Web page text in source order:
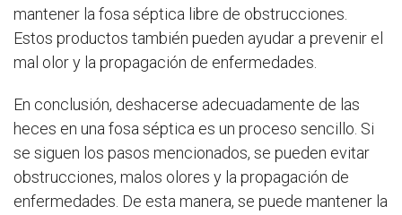
mantener la fosa séptica libre de obstrucciones.
Estos productos también pueden ayudar a prevenir el
mal olor y la propagación de enfermedades.
En conclusión, deshacerse adecuadamente de las
heces en una fosa séptica es un proceso sencillo. Si
se siguen los pasos mencionados, se pueden evitar
obstrucciones, malos olores y la propagación de
enfermedades. De esta manera, se puede mantener la